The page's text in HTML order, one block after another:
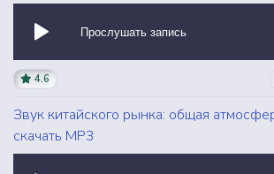
Прослушать запись
4.6
Звук китайского рынка: общая
скачать MP3